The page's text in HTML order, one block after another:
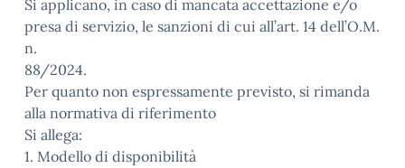
Si applicano, in caso di mancata accettazione e/o
presa di servizio, le sanzioni di cui all’art. 14 dell’O.M.
n.
88/2024.
Per quanto non espressamente previsto, si rimanda
alla normativa di riferimento
Si allega:
1. Modello di disponibilità